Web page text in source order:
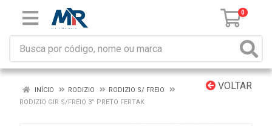
0
VOLTAR
INÍCIO RODIZIO
RODIZIO S/ FREIO
RODIZIO GIR S/FREIO 3” PRETO FERTAK